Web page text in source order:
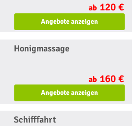
ab 120 €
Angebote anzeigen
Honigmassage
ab 160 €
Angebote anzeigen
Schifffahrt